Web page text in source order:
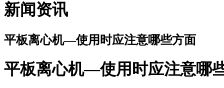
新闻资讯
平板离心机—使用时应注意哪些方面
平板离心机—使用时应注意哪